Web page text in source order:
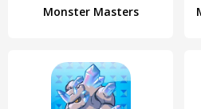
Monster Masters